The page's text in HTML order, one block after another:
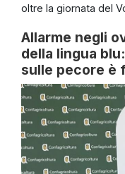
oltre la giornata del
Allarme negli
della lingua
sulle pecore è